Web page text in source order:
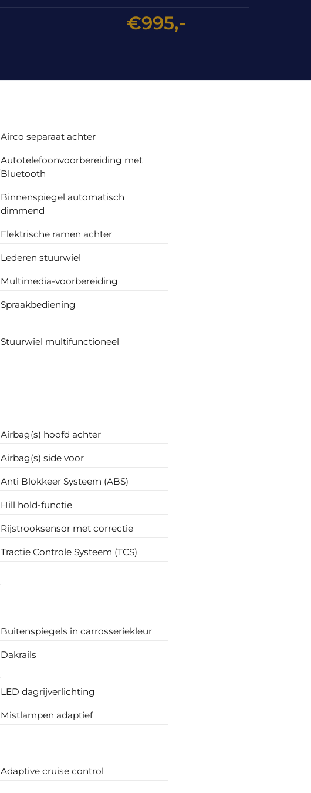
€995,-
Airco separaat achter
Autotelefoonvoorbereiding met
Bluetooth
Binnenspiegel automatisch
dimmend
Elektrische ramen achter
Lederen stuurwiel
Multimedia-voorbereiding
Spraakbediening
Stuurwiel multifunctioneel
Airbag(s) hoofd achter
Airbag(s) side voor
Anti Blokkeer Systeem (ABS)
Hill hold-functie
Rijstrooksensor met correctie
Tractie Controle Systeem (TCS)
Buitenspiegels in carrosseriekleur
Dakrails
LED dagrijverlichting
Mistlampen adaptief
Adaptive cruise control